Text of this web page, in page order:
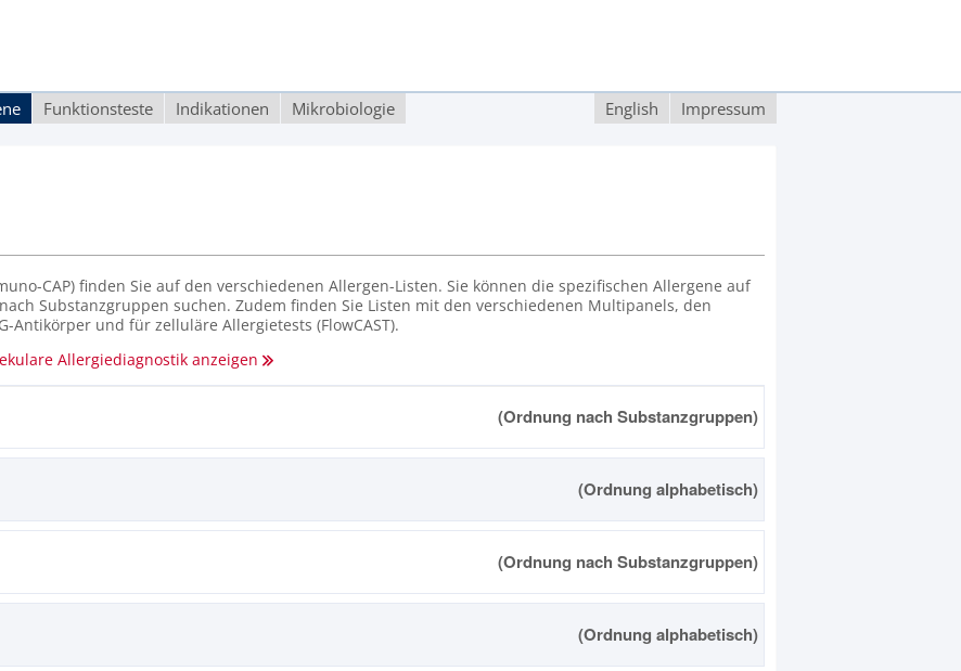
Funktionsteste Indikationen Mikrobiologie Impressum
English
CAP) finden Sie auf den verschiedenen Allergen-Listen. Sie können die spezifischen Allergene auf
Substanzgruppen suchen. Zudem finden Sie Listen mit den verschiedenen Multipanels, den
Antikörper und für zelluläre Allergietests (FlowCAST).
Allergiediagnostik anzeigen
(Ordnung nach Substanzgruppen)
(Ordnung alphabetisch)
(Ordnung nach Substanzgruppen)
(Ordnung alphabetisch)